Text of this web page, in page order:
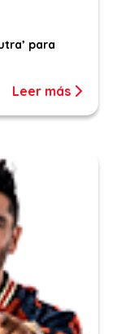
para
Leer más